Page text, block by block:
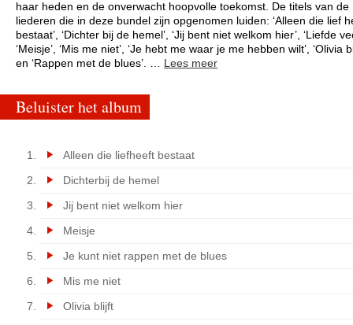
haar heden en de onverwacht hoopvolle toekomst. De titels van de
liederen die in deze bundel zijn opgenomen luiden: ‘Alleen die lief
bestaat’, ‘Dichter bij de hemel’, ‘Jij bent niet welkom hier’, ‘Liefde
‘Meisje’, ‘Mis me niet’, ‘Je hebt me waar je me hebben wilt’, ‘Olivia
en ‘Rappen met de blues’. … Lees meer
Beluister het album
Alleen die liefheeft bestaat
Dichterbij de hemel
Jij bent niet welkom hier
Meisje
Je kunt niet rappen met de blues
Mis me niet
Olivia blijft